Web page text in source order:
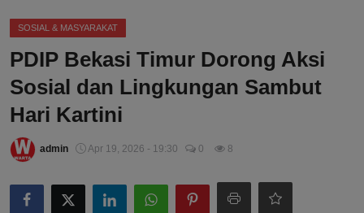
SOSIAL & MASYARAKAT
PDIP Bekasi Timur Dorong Aksi
Sosial dan Lingkungan Sambut
Hari Kartini
admin Apr 19, 2026 - 19:30 0 8